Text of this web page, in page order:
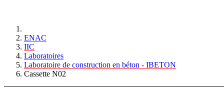
ENAC
IIC
Laboratoires
Laboratoire de construction en béton - IBETON
Cassette N02